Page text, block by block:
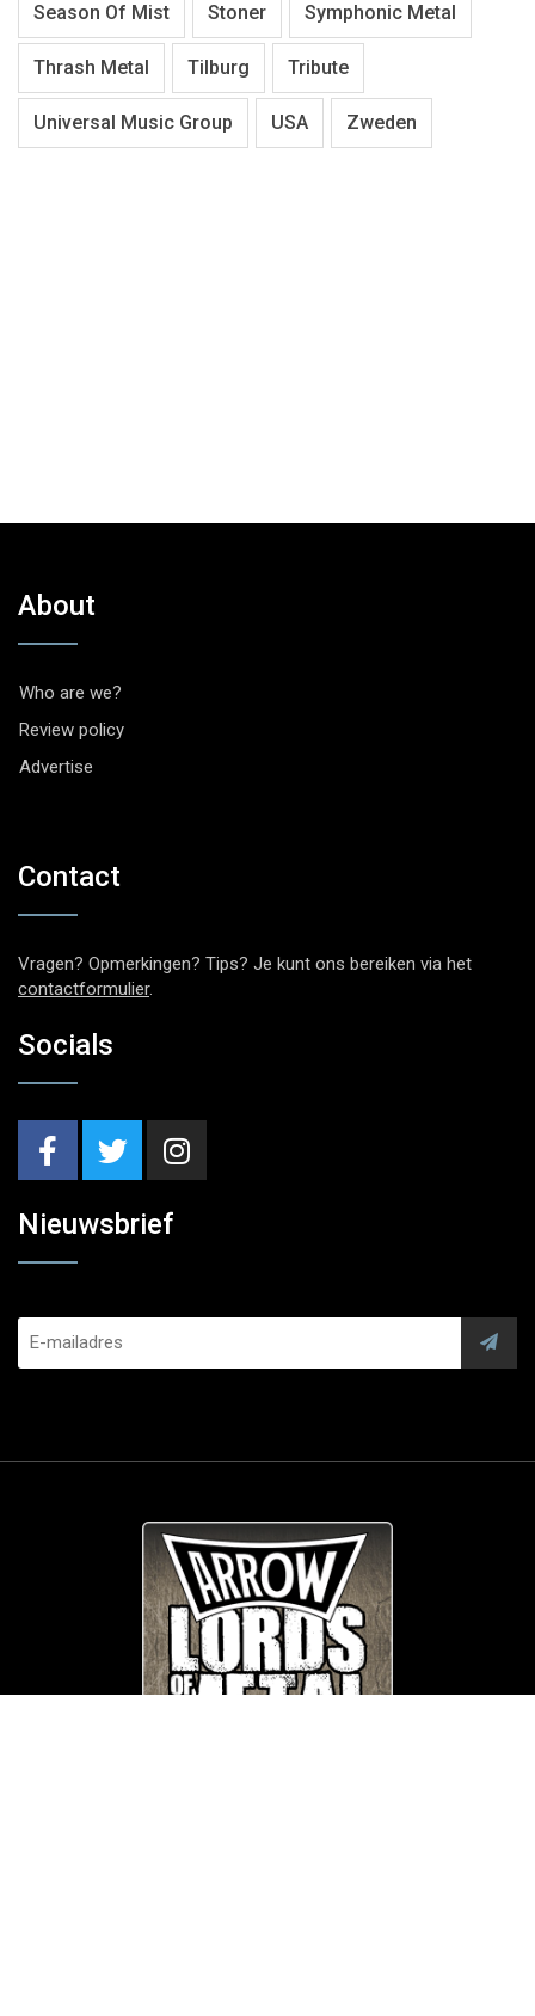
Season Of Mist Stoner Symphonic Metal
Thrash Metal Tilburg Tribute
Universal Music Group USA Zweden
About
Who are we?
Review policy
Advertise
Contact
Vragen? Opmerkingen? Tips? Je kunt ons bereiken via het
contactformulier.
Socials
Nieuwsbrief